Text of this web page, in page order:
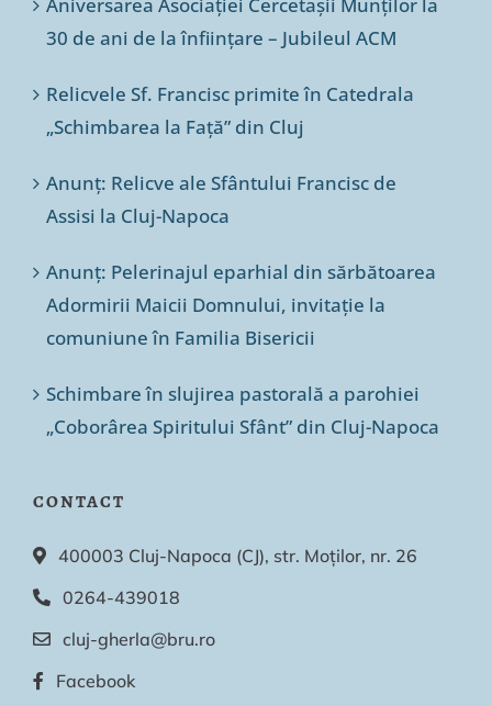
30 de ani de la înființare – Jubileul ACM
Relicvele Sf. Francisc primite în Catedrala
„Schimbarea la Față” din Cluj
Anunț: Relicve ale Sfântului Francisc de
Assisi la Cluj-Napoca
Anunț: Pelerinajul eparhial din sărbătoarea
Adormirii Maicii Domnului, invitație la
comuniune în Familia Bisericii
Schimbare în slujirea pastorală a parohiei
„Coborârea Spiritului Sfânt” din Cluj-Napoca
CONTACT
400003 Cluj-Napoca (CJ), str. Moților, nr. 26
0264-439018
cluj-gherla@bru.ro
Facebook